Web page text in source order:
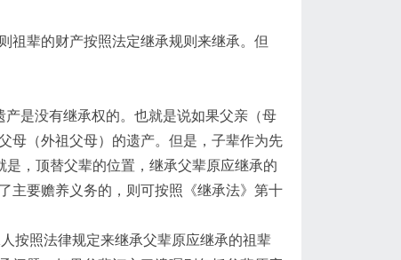
祖辈的财产按照法定继承规则来继承。但
是没有继承权的。也就是说如果父亲（母
母（外祖父母）的遗产。但是，子辈作为先
是，顶替父辈的位置，继承父辈原应继承的
主要赡养义务的，则可按照《继承法》第十
按照法律规定来继承父辈原应继承的祖辈